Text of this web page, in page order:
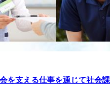
を支える仕事を通じて社会課